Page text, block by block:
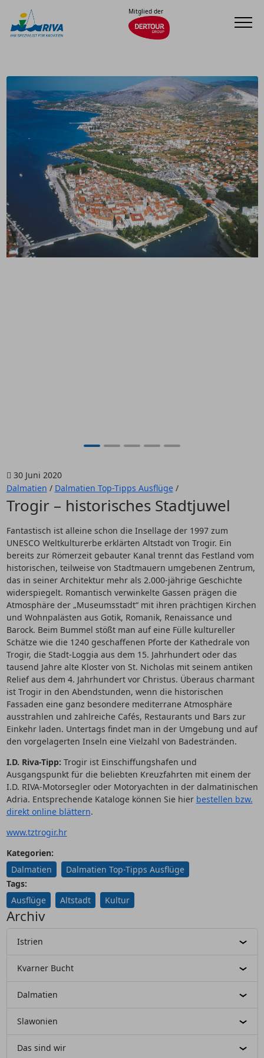
Mitglied der
30 Juni 2020
Dalmatien / Dalmatien Top-Tipps Ausflüge/
Trogir – historisches Stadtjuwel
Fantastisch ist alleine schon die Insellage der 1997 zum
UNESCO Weltkulturerbe erklärten Altstadt von Trogir. Ein
bereits zur Römerzeit gebauter Kanal trennt das Festland vom
historischen, teilweise von Stadtmauern umgebenen Zentrum,
das in seiner Architektur mehr als 2.000-jährige Geschichte
widerspiegelt. Romantisch verwinkelte Gassen prägen die
Atmosphäre der „Museumsstadt“ mit ihren prächtigen Kirchen
und Wohnpalästen aus Gotik, Romanik, Renaissance und
Barock. Beim Bummel stößt man auf eine Fülle kultureller
Schätze wie die 1240 geschaffenen Pforte der Kathedrale von
Trogir, die Stadt-Loggia aus dem 15. Jahrhundert oder das
tausend Jahre alte Kloster von St. Nicholas mit seinem antiken
Relief aus dem 4. Jahrhundert vor Christus. Überaus charmant
ist Trogir in den Abendstunden, wenn die historischen
Fassaden eine ganz besondere mediterrane Atmosphäre
ausstrahlen und zahlreiche Cafés, Restaurants und Bars zur
Einkehr laden. Untertags findet man in der Umgebung und auf
den vorgelagerten Inseln eine Vielzahl von Badestränden.
I.D. Riva-Tipp: Trogir ist Einschiffungshafen und
Ausgangspunkt für die beliebten Kreuzfahrten mit einem der
I.D. RIVA-Motorsegler oder Motoryachten in der dalmatinischen
Adria. Entsprechende Kataloge können Sie hier bestellen bzw.
direkt online blättern.
www.tztrogir.hr
Kategorien:
Dalmatien
Dalmatien Top-Tipps Ausflüge
Tags:
Ausflüge
Altstadt Kultur
Archiv
Istrien
Kvarner Bucht
Dalmatien
Slawonien
Das sind wir